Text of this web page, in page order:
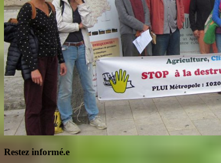
Restez informé.e